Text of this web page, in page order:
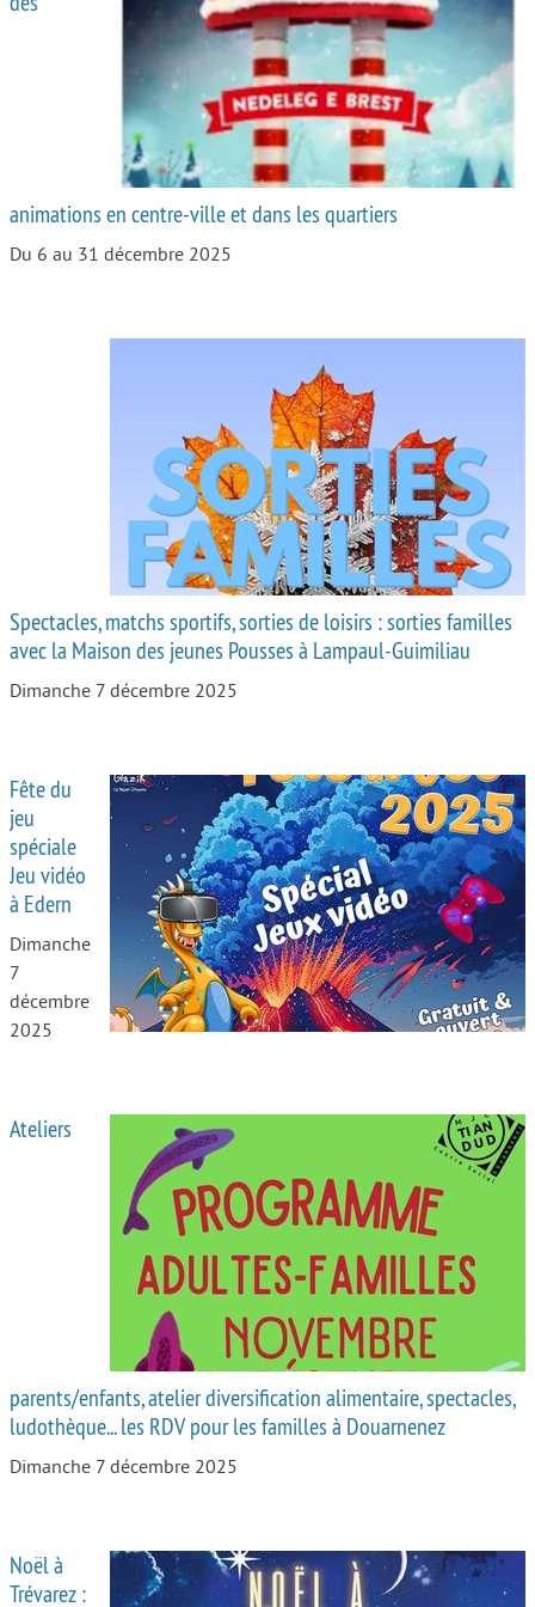
Autour de l’école
Protéger les enfants
Face au handicap
Face au deuil
Sortir en famille
Place aux grands-parents
animations en centre-ville et dans les quartiers
Du 6 au 31 décembre 2025
Spectacles, matchs sportifs, sorties de loisirs : sorties familles
avec la Maison des jeunes Pousses à Lampaul-Guimiliau
Dimanche 7 décembre 2025
Fête du
jeu
spéciale
Jeu vidéo
à Edern
Dimanche
7
décembre
2025
Ateliers
parents/enfants, atelier diversification alimentaire, spectacles,
ludothèque... les RDV pour les familles à Douarnenez
Dimanche 7 décembre 2025
Noël à
Trévarez :